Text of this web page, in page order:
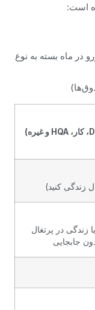
است:
(از ۸۲۰ یورو در ماه تا ۳۲۸۰+ یورو در ماه بسته به نوع
زندگی در پرتغال
جابجایی